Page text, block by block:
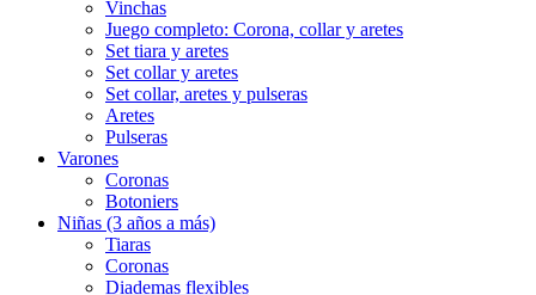
Vinchas
Juego completo: Corona, collar y aretes
Set tiara y aretes
Set collar y aretes
Set collar, aretes y pulseras
Aretes
Pulseras
Varones
Coronas
Botoniers
Niñas (3 años a más)
Tiaras
Coronas
Diademas flexibles